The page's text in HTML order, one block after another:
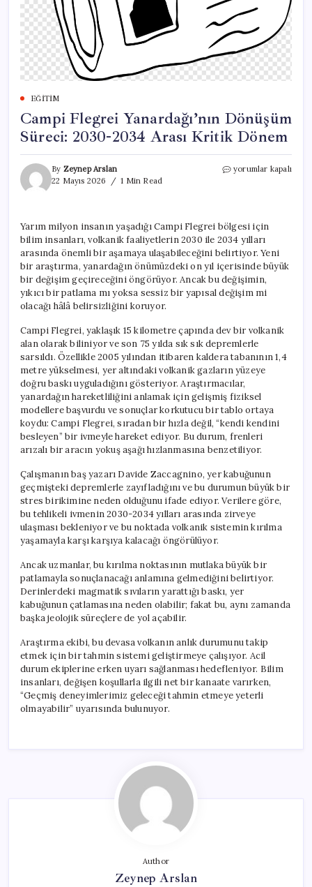
EĞITIM
Campi Flegrei Yanardağı’nın Dönüşüm
Süreci: 2030-2034 Arası Kritik Dönem
By Zeynep Arslan
22 Mayıs 2026
1 Min Read
Campi
2030-
2034
Arası
Kritik
Dönem
için
yorumlar kapalı
Yarım milyon insanın yaşadığı Campi Flegrei bölgesi için
bilim insanları, volkanik faaliyetlerin 2030 ile 2034 yılları
arasında önemli bir aşamaya ulaşabileceğini belirtiyor. Yeni
bir araştırma, yanardağın önümüzdeki on yıl içerisinde büyük
bir değişim geçireceğini öngörüyor. Ancak bu değişimin,
yıkıcı bir patlama mı yoksa sessiz bir yapısal değişim mi
olacağı hâlâ belirsizliğini koruyor.
Campi Flegrei, yaklaşık 15 kilometre çapında dev bir volkanik
alan olarak biliniyor ve son 75 yılda sık sık depremlerle
sarsıldı. Özellikle 2005 yılından itibaren kaldera tabanının 1,4
metre yükselmesi, yer altındaki volkanik gazların yüzeye
doğru baskı uyguladığını gösteriyor. Araştırmacılar,
yanardağın hareketliliğini anlamak için gelişmiş fiziksel
modellere başvurdu ve sonuçlar korkutucu bir tablo ortaya
koydu: Campi Flegrei, sıradan bir hızla değil, “kendi kendini
besleyen” bir ivmeyle hareket ediyor. Bu durum, frenleri
arızalı bir aracın yokuş aşağı hızlanmasına benzetiliyor.
Çalışmanın baş yazarı Davide Zaccagnino, yer kabuğunun
geçmişteki depremlerle zayıfladığını ve bu durumun büyük bir
stres birikimine neden olduğunu ifade ediyor. Verilere göre,
bu tehlikeli ivmenin 2030-2034 yılları arasında zirveye
ulaşması bekleniyor ve bu noktada volkanik sistemin kırılma
yaşamayla karşı karşıya kalacağı öngörülüyor.
Ancak uzmanlar, bu kırılma noktasının mutlaka büyük bir
patlamayla sonuçlanacağı anlamına gelmediğini belirtiyor.
Derinlerdeki magmatik sıvıların yarattığı baskı, yer
kabuğunun çatlamasına neden olabilir; fakat bu, aynı zamanda
başka jeolojik süreçlere de yol açabilir.
Araştırma ekibi, bu devasa volkanın anlık durumunu takip
etmek için bir tahmin sistemi geliştirmeye çalışıyor. Acil
durum ekiplerine erken uyarı sağlanması hedefleniyor. Bilim
insanları, değişen koşullarla ilgili net bir kanaate varırken,
“Geçmiş deneyimlerimiz geleceği tahmin etmeye yeterli
olmayabilir” uyarısında bulunuyor.
Author
Zeynep Arslan